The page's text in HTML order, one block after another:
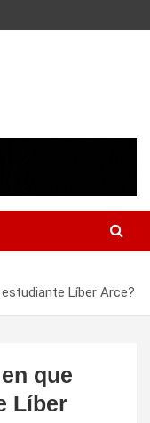
Líber Arce?
que
Líber